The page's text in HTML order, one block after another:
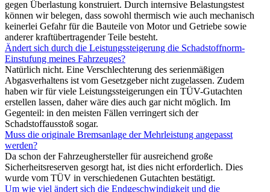
gegen Überlastung konstruiert. Durch internsive Belastungstest
können wir belegen, dass sowohl thermisch wie auch mechanisch
keinerlei Gefahr für die Bauteile von Motor und Getriebe sowie
anderer kraftübertragender Teile besteht.
Ändert sich durch die Leistungssteigerung die Schadstoffnorm-
Einstufung meines Fahrzeuges?
Natürlich nicht. Eine Verschlechterung des serienmäßigen
Abgasverhaltens ist vom Gesetzgeber nicht zugelassen. Zudem
haben wir für viele Leistungssteigerungen ein TÜV-Gutachten
erstellen lassen, daher wäre dies auch gar nicht möglich. Im
Gegenteil: in den meisten Fällen verringert sich der
Schadstoffausstoß sogar.
Muss die originale Bremsanlage der Mehrleistung angepasst
werden?
Da schon der Fahrzeughersteller für ausreichend große
Sicherheitsreserven gesorgt hat, ist dies nicht erforderlich. Dies
wurde vom TÜV in verschiedenen Gutachten bestätigt.
Um wie viel ändert sich die Endgeschwindigkeit und die